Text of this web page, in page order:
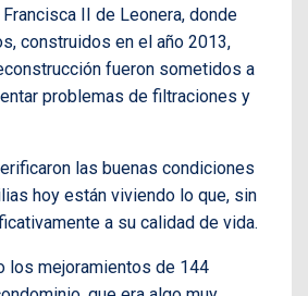
II de Leonera, donde
construidos en el año 2013,
fueron sometidos a
problemas de filtraciones y
las buenas condiciones
hoy están viviendo lo que, sin
a su calidad de vida.
los mejoramientos de 144